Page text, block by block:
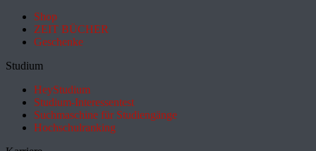
Shop
ZEIT BÜCHER
Geschenke
Studium
HeyStudium
Studium-Interessentest
Suchmaschine für Studiengänge
Hochschulranking